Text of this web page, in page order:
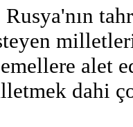
alet
dahi